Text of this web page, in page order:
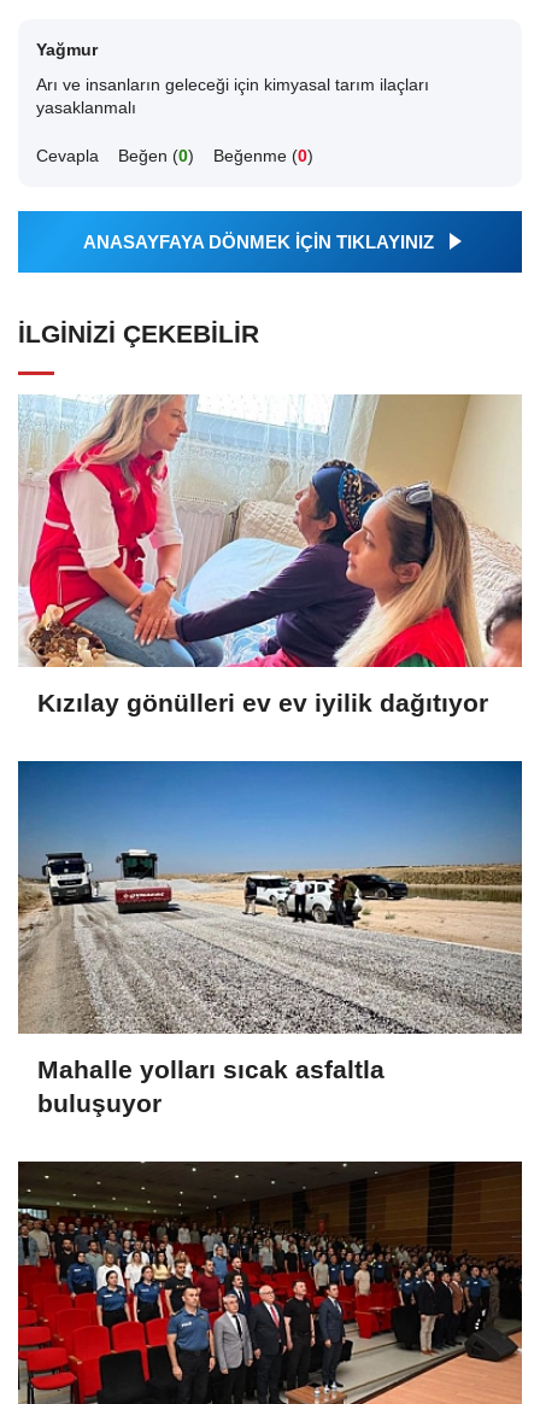
Yağmur
Arı ve insanların geleceği için kimyasal tarım ilaçları
yasaklanmalı
Cevapla Beğen (0) Beğenme (0)
ANASAYFAYA DÖNMEK İÇİN TIKLAYINIZ
İLGINIZI ÇEKEBILIR
Kızılay gönülleri ev ev iyilik dağıtıyor
Mahalle yolları sıcak asfaltla
buluşuyor